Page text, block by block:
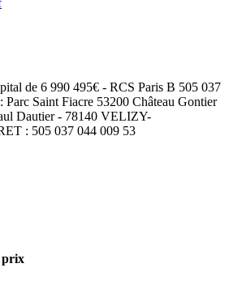
de 6 990 495€ - RCS Paris B 505 037
Parc Saint Fiacre 53200 Château Gontier
Dautier - 78140 VELIZY-
: 505 037 044 009 53
prix